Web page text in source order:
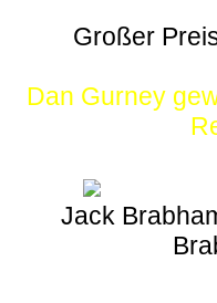
Großer
Dan Gurney
Jack